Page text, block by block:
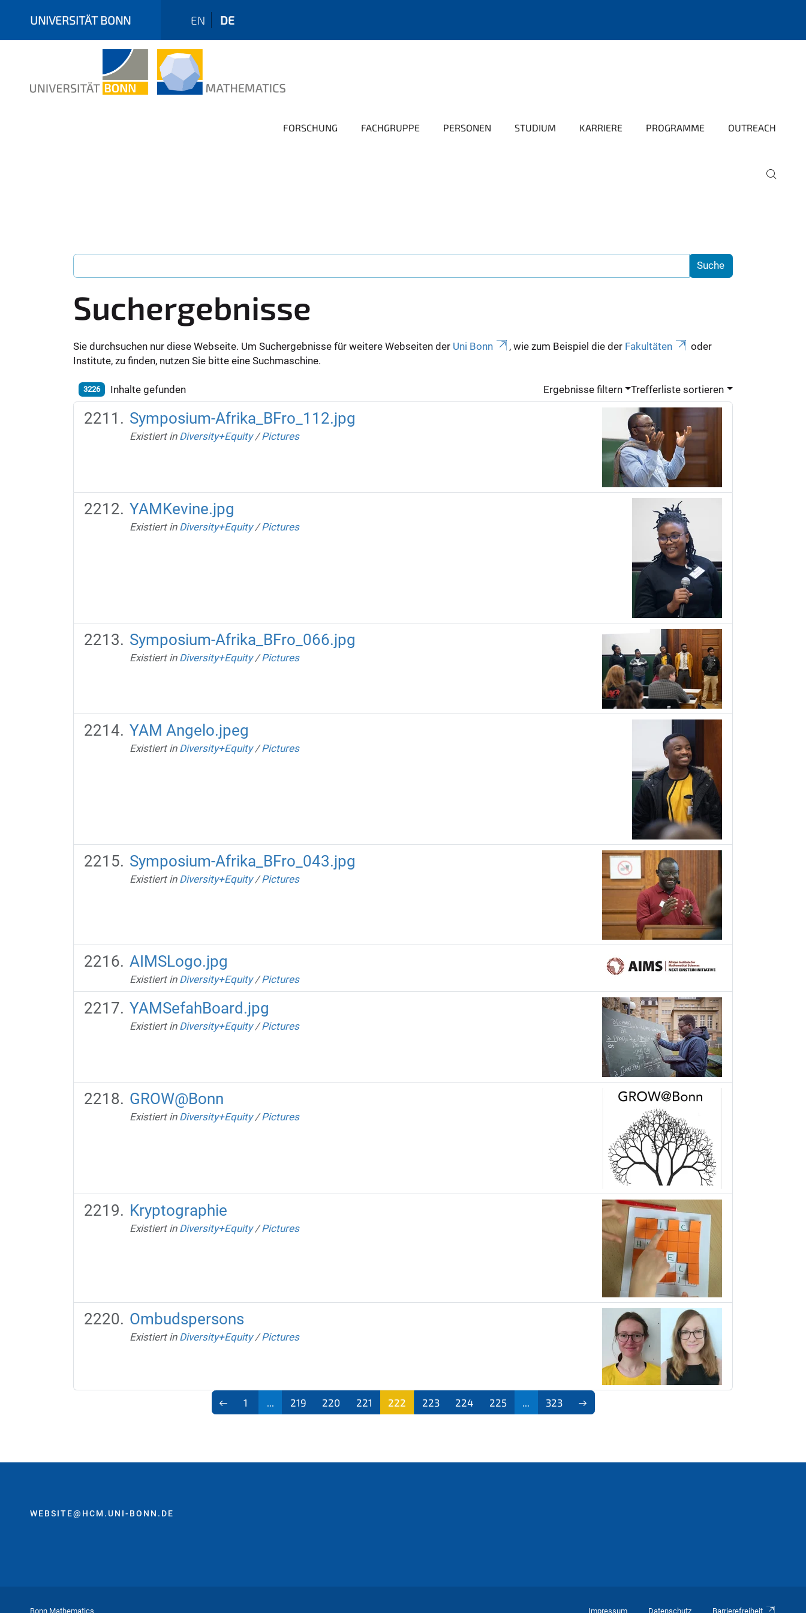
UNIVERSITÄT BONN EN DE
FORSCHUNG FACHGRUPPE PERSONEN STUDIUM KARRIERE PROGRAMME OUTREACH
Suchergebnisse
Sie durchsuchen nur diese Webseite. Um Suchergebnisse für weitere Webseiten der Uni Bonn , wie zum Beispiel die der Fakultäten
oder
Institute, zu finden, nutzen Sie bitte eine Suchmaschine.
3226 Inhalte gefunden Ergebnisse filtern Trefferliste sortieren
Symposium-Afrika_BFro_112.jpg
Existiert in Diversity+Equity /Pictures
YAMKevine.jpg
Existiert in Diversity+Equity /Pictures
Symposium-Afrika_BFro_066.jpg
Existiert in Diversity+Equity /Pictures
YAM Angelo.jpeg
Existiert in Diversity+Equity /Pictures
Symposium-Afrika_BFro_043.jpg
Existiert in Diversity+Equity /Pictures
AIMSLogo.jpg
Existiert in Diversity+Equity /Pictures
YAMSefahBoard.jpg
Existiert in Diversity+Equity /Pictures
GROW@Bonn
Existiert in Diversity+Equity /Pictures
Kryptographie
Existiert in Diversity+Equity /Pictures
Ombudspersons
Existiert in Diversity+Equity /Pictures
1 219 220 221
222
223 224 225 323
WEBSITE@HCM.UNI-BONN.DE
Bonn Mathematics Impressum Datenschutz Barrierefreiheit